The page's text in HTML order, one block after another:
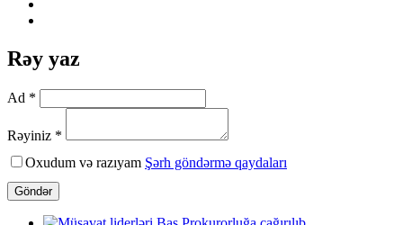
Rəy yaz
Ad *
Rəyiniz *
Oxudum və razıyam Şərh göndərmə qaydaları
Göndər